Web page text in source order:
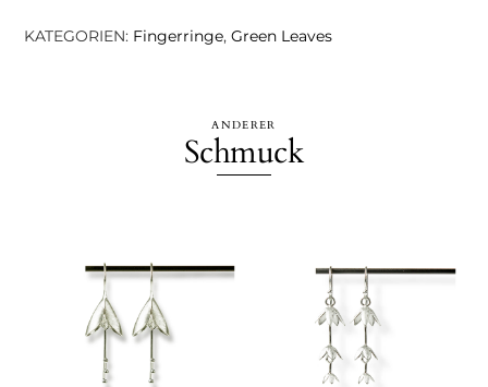
KATEGORIEN: Fingerringe,Green Leaves
ANDERER
Schmuck